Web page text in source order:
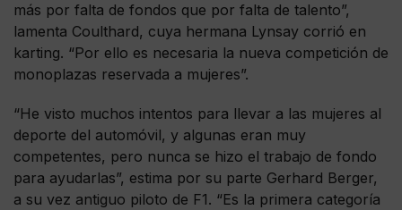
más por falta de fondos que por falta de talento”,
lamenta Coulthard, cuya hermana Lynsay corrió en
karting. “Por ello es necesaria la nueva competición de
monoplazas reservada a mujeres”.
“He visto muchos intentos para llevar a las mujeres al
deporte del automóvil, y algunas eran muy
competentes, pero nunca se hizo el trabajo de fondo
para ayudarlas”, estima por su parte Gerhard Berger,
a su vez antiguo piloto de F1. “Es la primera categoría